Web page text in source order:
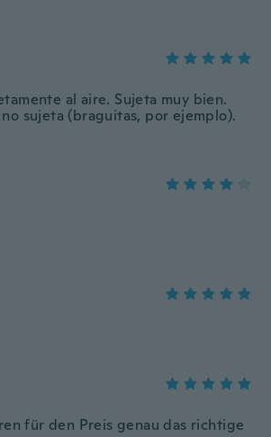
al aire. Sujeta muy bien.
sujeta (braguitas, por ejemplo).
für den Preis genau das richtige